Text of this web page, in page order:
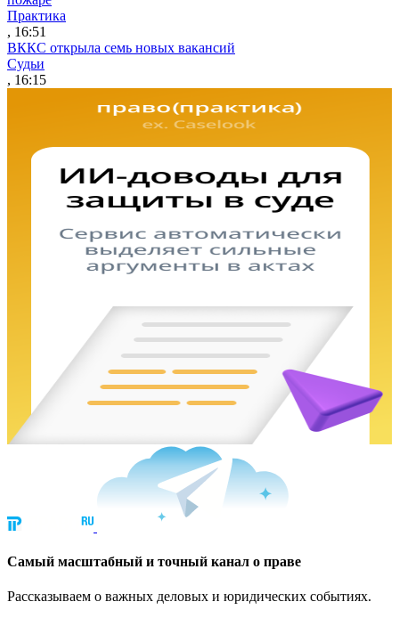
Практика
, 16:51
ВККС открыла семь новых вакансий
Судьи
, 16:15
Cамый масштабный и точный канал о праве
Рассказываем о важных деловых и юридических событиях.